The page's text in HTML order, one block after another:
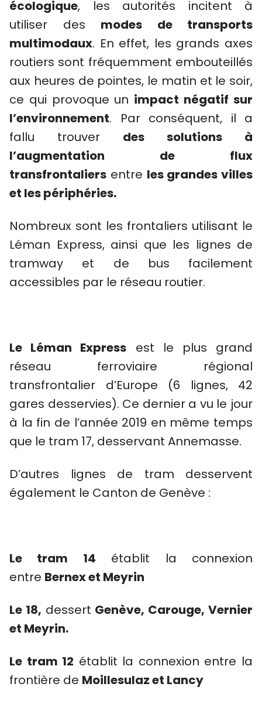
écologique, les autorités incitent à
utiliser des modes de transports
multimodaux. En effet, les grands axes
routiers sont fréquemment embouteillés
aux heures de pointes, le matin et le soir,
ce qui provoque un impact négatif sur
l’environnement. Par conséquent, il a
fallu trouver des solutions à
l’augmentation de flux
transfrontaliers entre les grandes villes
et les périphéries.
Nombreux sont les frontaliers utilisant le
Léman Express, ainsi que les lignes de
tramway et de bus facilement
accessibles par le réseau routier.
Le Léman Express est le plus grand
réseau ferroviaire régional
transfrontalier d’Europe (6 lignes, 42
gares desservies). Ce dernier a vu le jour
à la fin de l’année 2019 en même temps
que le tram 17, desservant Annemasse.
D’autres lignes de tram desservent
également le Canton de Genève :
Le tram 14 établit la connexion
entre Bernex et Meyrin
Le 18, dessert Genève, Carouge, Vernier
et Meyrin.
Le tram 12 établit la connexion entre la
frontière de Moillesulaz et Lancy